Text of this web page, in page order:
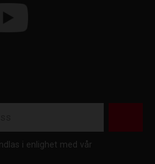
i enlighet med vår